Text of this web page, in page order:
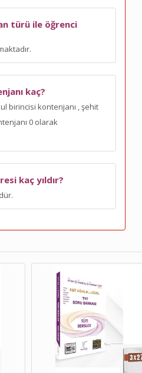
türü ile öğrenci
kaç?
birincisi kontenjanı , şehit
0 olarak
kaç yıldır?